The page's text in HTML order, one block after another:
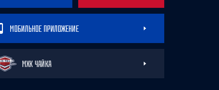
МОБИЛЬНОЕ ПРИЛОЖЕНИЕ
МХК ЧАЙКА